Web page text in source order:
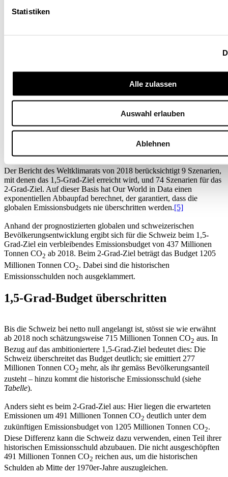
Statistiken
Alle zulassen
Auswahl erlauben
Ablehnen
Quelle: Ourworldindata.org; Berechnung Schleiniger / Die
Emissionsszenarien, die auf unterschiedlichen Annahmen basieren.
Für die Schweiz habe ich angenommen, dass das vom Bundesrat
vorgegebene Netto-null-Ziel bis 2050 durch einen linearen
Absenkungspfad erreicht wird. Die Reduktion beginnt mit dem
Stichjahr 2018 – ausser beim internationalen Flugverkehr, wo die
Absenkung erst ab 2030 einsetzt. Damit ergibt sich eine kumulierte
Emissionsmenge über die Jahre 2018 bis 2050 von 715 Millionen
Der Bericht des Weltklimarats von 2018 berücksichtigt 9 Szenarien,
mit denen das 1,5-Grad-Ziel erreicht wird, und 74 Szenarien für das
2-Grad-Ziel. Auf dieser Basis hat Our World in Data einen
exponentiellen Abbaupfad berechnet, der garantiert, dass die
globalen Emissionsbudgets nie überschritten werden.[5]
Anhand der prognostizierten globalen und schweizerischen
Bevölkerungsentwicklung ergibt sich für die Schweiz beim 1,5-
Grad-Ziel ein verbleibendes Emissionsbudget von 437 Millionen
Tonnen CO2 ab 2018. Beim 2-Grad-Ziel beträgt das Budget 1205
Millionen Tonnen CO2. Dabei sind die historischen
Emissionsschulden noch ausgeklammert.
1,5-Grad-Budget überschritten
Bis die Schweiz bei netto null angelangt ist, stösst sie wie erwähnt
ab 2018 noch schätzungsweise 715 Millionen Tonnen CO2 aus. In
Bezug auf das ambitioniertere 1,5-Grad-Ziel bedeutet dies: Die
Schweiz überschreitet das Budget deutlich; sie emittiert 277
Millionen Tonnen CO2 mehr, als ihr gemäss Bevölkerungsanteil
zusteht – hinzu kommt die historische Emissionsschuld (siehe
Tabelle).
Anders sieht es beim 2-Grad-Ziel aus: Hier liegen die erwarteten
Emissionen um 491 Millionen Tonnen CO2 deutlich unter dem
zukünftigen Emissionsbudget von 1205 Millionen Tonnen CO2.
Diese Differenz kann die Schweiz dazu verwenden, einen Teil ihrer
historischen Emissionsschuld abzubauen. Die nicht ausgeschöpften
491 Millionen Tonnen CO2 reichen aus, um die historischen
Schulden ab Mitte der 1970er-Jahre auszugleichen.